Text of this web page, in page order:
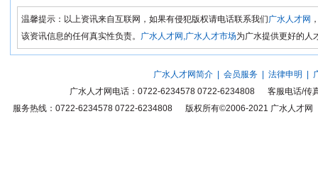
温馨提示：以上资讯来自互联网，如果有侵犯版权请电话联系我们广水人才网
该资讯信息的任何真实性负责。
广水人才网,广水人才市场为广水提供更好的人
广水人才网简介| 会员服务| 法律申明
广水人才网 电话：0722-6234578 0722-6234808 客服电话/传
服务热线：0722-6234578 0722-6234808 版权所有©2006-2021 广水人才网